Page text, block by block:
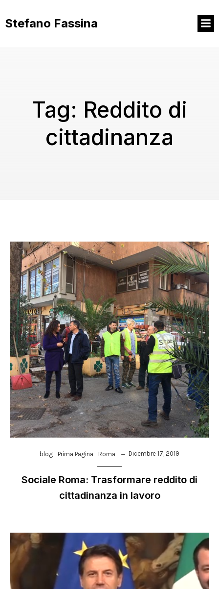
contenuto
Stefano Fassina
Tag: Reddito di
cittadinanza
blog Prima Pagina Roma Dicembre 17, 2019
Sociale Roma: Trasformare reddito di
cittadinanza in lavoro